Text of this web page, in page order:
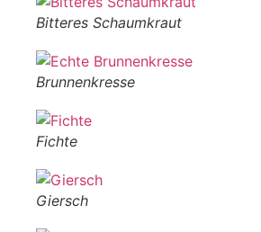
Bitteres Schaumkraut
Brunnenkresse
Fichte
Giersch